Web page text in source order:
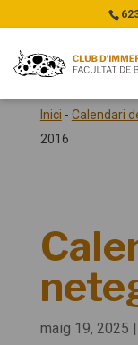
Inici - Calendari
2016
maig 19, 2025 |